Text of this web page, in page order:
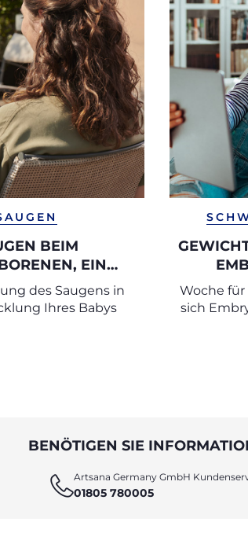
BEIM
EIN
TROSTdes Saugens in
Ihres Babys
Woche
sich
BENÖTIGEN SIE
Artsana Germany GmbH
01805 780005